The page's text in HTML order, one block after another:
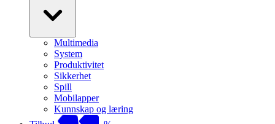
Multimedia
System
Produktivitet
Sikkerhet
Spill
Mobilapper
Kunnskap og læring